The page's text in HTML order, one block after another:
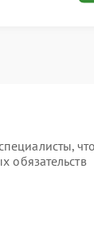
что
обязательств